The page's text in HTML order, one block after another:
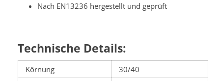
Nach EN13236 hergestellt und geprüft
Technische Details:
Körnung
30/40